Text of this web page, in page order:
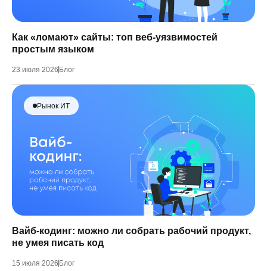
Как «ломают» сайты: топ веб-уязвимостей
простым языком
23 июля 2026 Блог
Рынок ИТ
Вайб-кодинг: можно ли собрать рабочий продукт,
не умея писать код
15 июля 2026 Блог